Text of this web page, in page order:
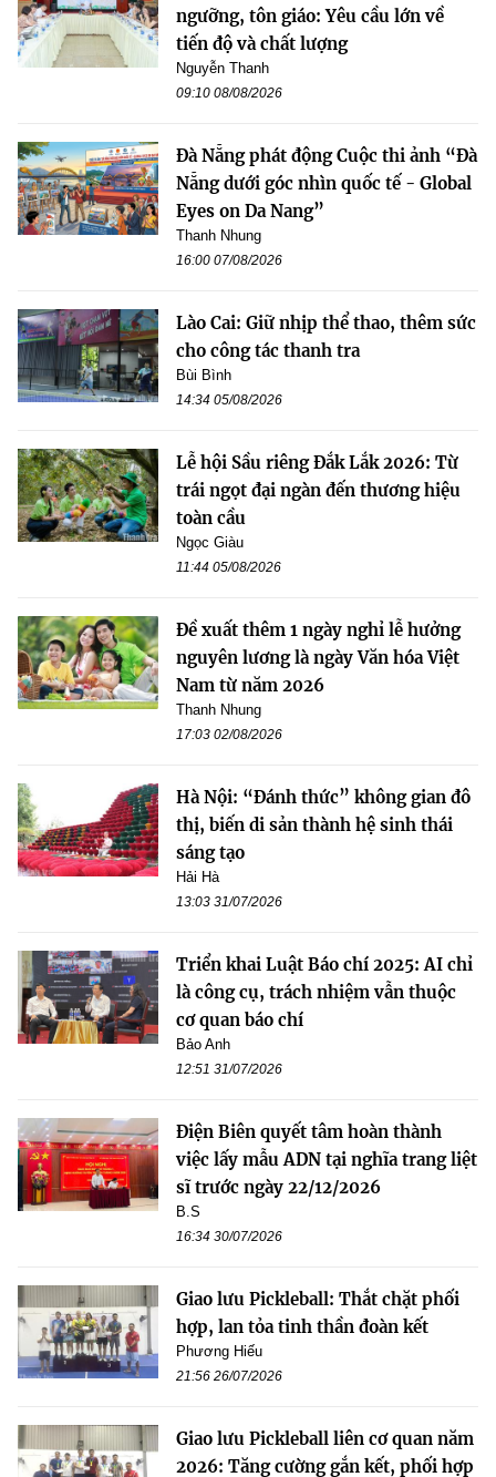
ngưỡng, tôn giáo: Yêu cầu lớn về
tiến độ và chất lượng
Nguyễn Thanh
09:10 08/08/2026
Đà Nẵng phát động Cuộc thi ảnh “Đà
Nẵng dưới góc nhìn quốc tế - Global
Eyes on Da Nang”
Thanh Nhung
16:00 07/08/2026
Lào Cai: Giữ nhịp thể thao, thêm sức
cho công tác thanh tra
Bùi Bình
14:34 05/08/2026
Lễ hội Sầu riêng Đắk Lắk 2026: Từ
trái ngọt đại ngàn đến thương hiệu
toàn cầu
Ngọc Giàu
11:44 05/08/2026
Đề xuất thêm 1 ngày nghỉ lễ hưởng
nguyên lương là ngày Văn hóa Việt
Nam từ năm 2026
Thanh Nhung
17:03 02/08/2026
Hà Nội: “Đánh thức” không gian đô
thị, biến di sản thành hệ sinh thái
sáng tạo
Hải Hà
13:03 31/07/2026
Triển khai Luật Báo chí 2025: AI chỉ
là công cụ, trách nhiệm vẫn thuộc
cơ quan báo chí
Bảo Anh
12:51 31/07/2026
Điện Biên quyết tâm hoàn thành
việc lấy mẫu ADN tại nghĩa trang liệt
sĩ trước ngày 22/12/2026
B.S
16:34 30/07/2026
Giao lưu Pickleball: Thắt chặt phối
hợp, lan tỏa tinh thần đoàn kết
Phương Hiếu
21:56 26/07/2026
Giao lưu Pickleball liên cơ quan năm
2026: Tăng cường gắn kết, phối hợp